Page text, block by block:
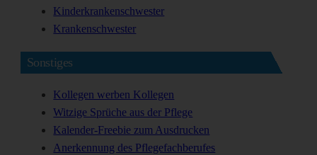
Kinderkrankenschwester
Krankenschwester
Sonstiges
Kollegen werben Kollegen
Witzige Sprüche aus der Pflege
Kalender-Freebie zum Ausdrucken
Anerkennung des Pflegefachberufes